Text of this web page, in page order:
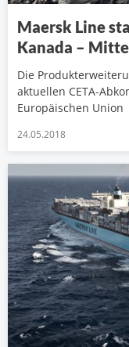
Maersk Line
Kanada –
Die
aktuellen CETA-
Europäischen Union
24.05.2018